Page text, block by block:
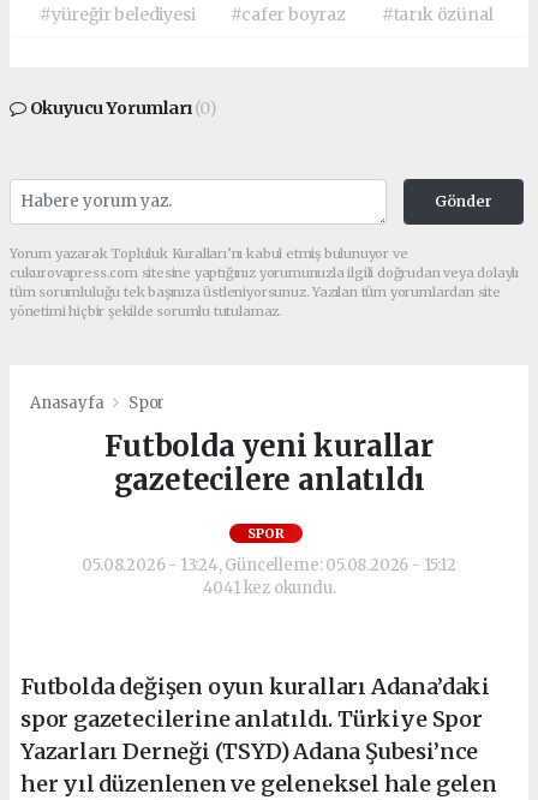
#yüreğir belediyesi #cafer boyraz #tarık özünal
Okuyucu Yorumları(0)
Gönder
Yorum yazarak Topluluk Kuralları’nı kabul etmiş bulunuyor ve
cukurovapress.com sitesine yaptığınız yorumunuzla ilgili doğrudan veya dolaylı
tüm sorumluluğu tek başınıza üstleniyorsunuz. Yazılan tüm yorumlardan site
yönetimi hiçbir şekilde sorumlu tutulamaz.
Anasayfa Spor
Futbolda yeni kurallar
gazetecilere anlatıldı
SPOR
05.08.2026 - 13:24, Güncelleme: 05.08.2026 - 15:12
4041 kez okundu.
Futbolda değişen oyun kuralları Adana’daki
spor gazetecilerine anlatıldı. Türkiye Spor
Yazarları Derneği (TSYD) Adana Şubesi’nce
her yıl düzenlenen ve geleneksel hale gelen